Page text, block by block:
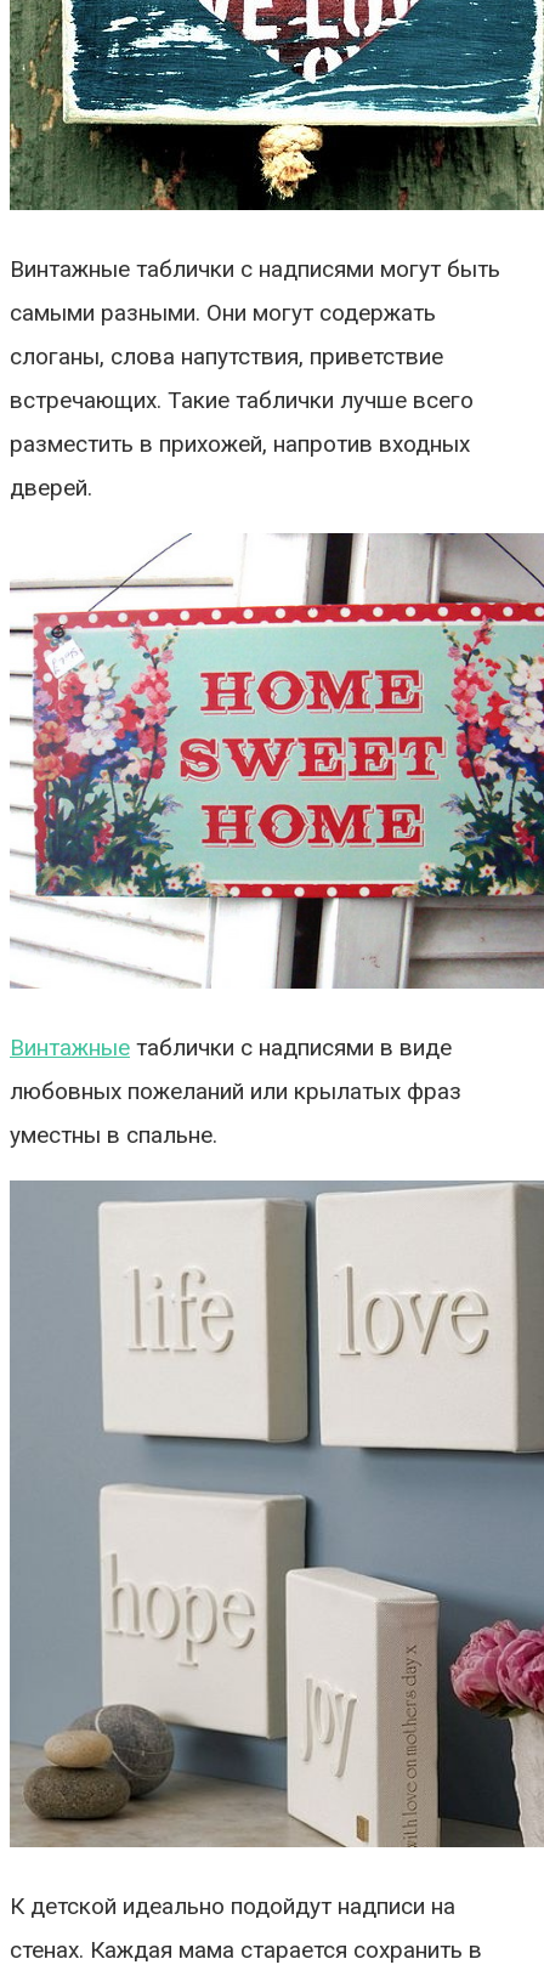
Винтажные таблички с надписями могут быть
самыми разными. Они могут содержать
слоганы, слова напутствия, приветствие
встречающих. Такие таблички лучше всего
разместить в прихожей, напротив входных
дверей.
Винтажные таблички с надписями в виде
любовных пожеланий или крылатых фраз
уместны в спальне.
К детской идеально подойдут надписи на
стенах. Каждая мама старается сохранить в